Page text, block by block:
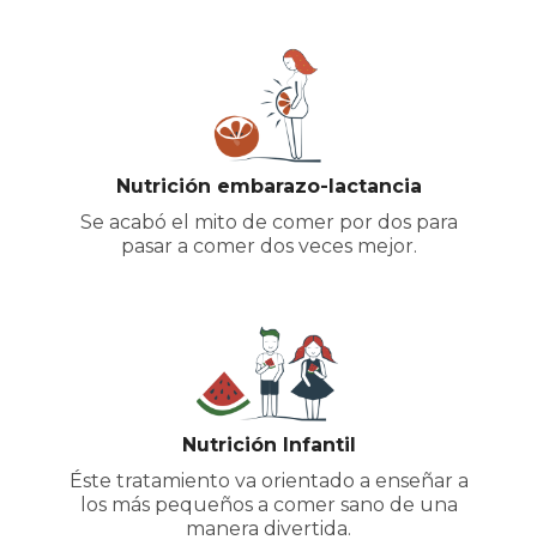
Nutrición embarazo-lactancia
Se acabó el mito de comer por dos para
pasar a comer dos veces mejor.
Nutrición Infantil
Éste tratamiento va orientado a enseñar a
los más pequeños a comer sano de una
manera divertida.